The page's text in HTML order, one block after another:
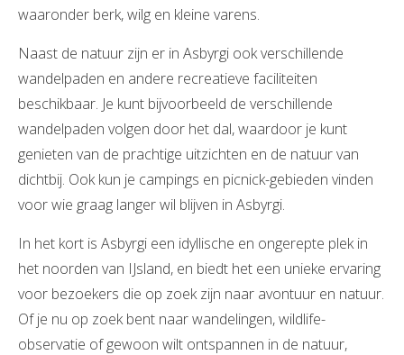
waaronder berk, wilg en kleine varens.
Naast de natuur zijn er in Asbyrgi ook verschillende
wandelpaden en andere recreatieve faciliteiten
beschikbaar. Je kunt bijvoorbeeld de verschillende
wandelpaden volgen door het dal, waardoor je kunt
genieten van de prachtige uitzichten en de natuur van
dichtbij. Ook kun je campings en picnick-gebieden vinden
voor wie graag langer wil blijven in Asbyrgi.
In het kort is Asbyrgi een idyllische en ongerepte plek in
het noorden van IJsland, en biedt het een unieke ervaring
voor bezoekers die op zoek zijn naar avontuur en natuur.
Of je nu op zoek bent naar wandelingen, wildlife-
observatie of gewoon wilt ontspannen in de natuur,